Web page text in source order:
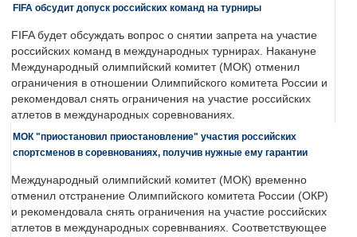
FIFA обсудит допуск российских команд на турниры
FIFA будет обсуждать вопрос о снятии запрета на участие
российских команд в международных турнирах. Накануне
Международный олимпийский комитет (МОК) отменил
ограничения в отношении Олимпийского комитета России и
рекомендовал снять ограничения на участие российских
атлетов в международных соревнованиях.
МОК "приостановил приостановление" участия российских
спортсменов в соревнованиях, получив нужные ему гарантии
Международный олимпийский комитет (МОК) временно
отменил отстранение Олимпийского комитета России (ОКР)
и рекомендовала снять ограничения на участие российских
атлетов в международных соревнваниях. Соответствующее